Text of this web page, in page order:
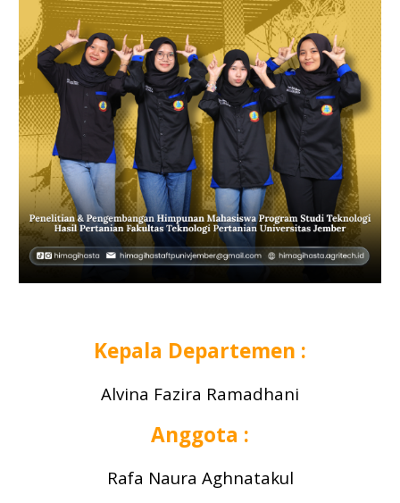
Kepala Departemen :
Alvina Fazira Ramadhani
Anggota :
Rafa Naura Aghnatakul